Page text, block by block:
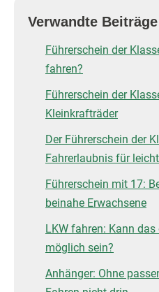
Verwandte Beiträge
Führerschein der
fahren?
Führerschein der
Kleinkrafträder
Der Führerschein der
Fahrerlaubnis für
Führerschein mit 17:
beinahe Erwachsene
LKW fahren: Kann
möglich sein?
Anhänger: Ohne